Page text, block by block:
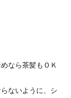
なら茶髪もＯＫ
ないように、シ